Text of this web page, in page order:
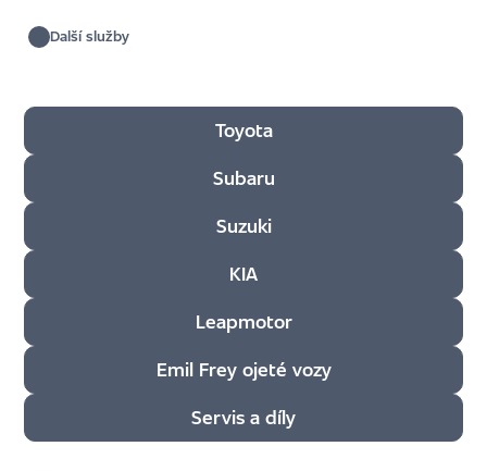
Další služby
Filtr dle sekce
Toyota
Subaru
Suzuki
KIA
Leapmotor
Emil Frey ojeté vozy
Servis a díly